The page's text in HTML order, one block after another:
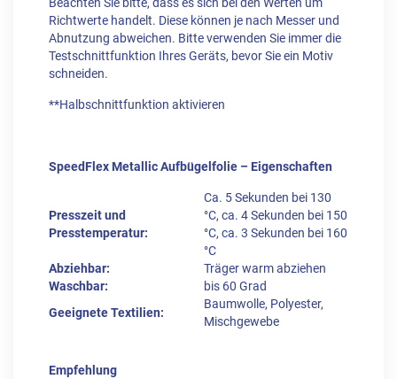
Richtwerte handelt. Diese können je nach Messer und
Abnutzung abweichen. Bitte verwenden Sie immer die
Testschnittfunktion Ihres Geräts, bevor Sie ein Motiv
schneiden.
**Halbschnittfunktion aktivieren
SpeedFlex Metallic Aufbügelfolie – Eigenschaften
Presszeit und
Presstemperatur:
Ca. 5 Sekunden bei 130
°C, ca. 4 Sekunden bei 150
°C, ca. 3 Sekunden bei 160
°C
Abziehbar:
Träger warm abziehen
Waschbar:
bis 60 Grad
Geeignete Textilien:
Baumwolle, Polyester,
Mischgewebe
Empfehlung